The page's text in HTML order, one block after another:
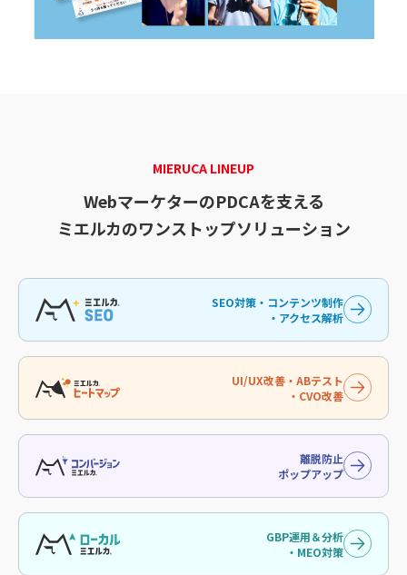
MIERUCA LINEUP
WebマーケターのPDCAを支える
ミエルカのワンストップソリューション
SEO対策・コンテンツ制作
・アクセス解析
UI/UX改善・ABテスト
・CVO改善
離脱防止
ポップアップ
GBP運用＆分析
・MEO対策